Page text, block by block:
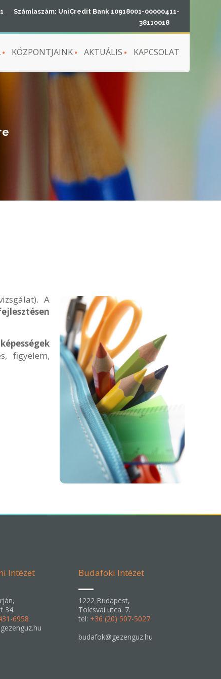
Számlaszám: UniCredit Bank 10918001-00000411-
38110018
KÖZPONTJAINK AKTUÁLIS KAPCSOLAT
A
figyelem,
Intézet
34.
6958
Budafoki Intézet
1222 Budapest,
Tolcsvai utca. 7.
tel: +36 (20) 507-5027
budafok@gezenguz.hu